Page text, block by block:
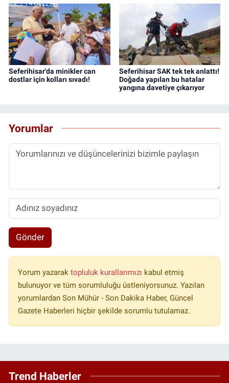
Seferihisar'da minikler can
dostlar için kolları sıvadı!
Seferihisar SAK tek tek anlattı!
Doğada yapılan bu hatalar
yangına davetiye çıkarıyor
Yorumlar
Gönder
Yorum yazarak topluluk kurallarımızı kabul etmiş
bulunuyor ve tüm sorumluluğu üstleniyorsunuz. Yazılan
yorumlardan Son Mühür - Son Dakika Haber, Güncel
Gazete Haberleri hiçbir şekilde sorumlu tutulamaz.
Trend Haberler